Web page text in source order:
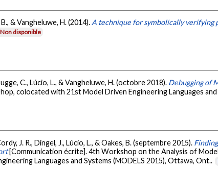
& Vangheluwe, H. (2014). A technique for symbolically verifying
Non disponible
C., Lúcio, L., & Vangheluwe, H. (octobre 2018). Debugging of
colocated with 21st Model Driven Engineering Languages
J. R., Dingel, J., Lúcio, L., & Oakes, B. (septembre 2015).
[Communication écrite]. 4th Workshop on the Analysis of
Languages and Systems (MODELS 2015), Ottawa, Ont..